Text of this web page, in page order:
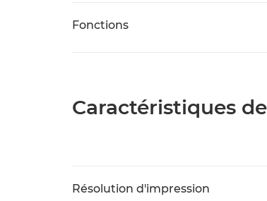
Fonctions
Caractéristiques
Résolution d'impression